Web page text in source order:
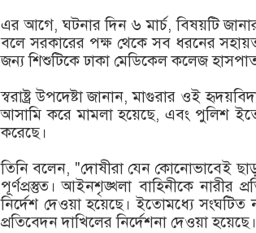
এর আগে, ঘটনার দিন ৬ মার্চ, বিষয়টি
বলে সরকারের পক্ষ থেকে সব ধরনের
জন্য শিশুটিকে ঢাকা মেডিকেল কলেজ
স্বরাষ্ট্র উপদেষ্টা জানান, মাগুরার ওই
আসামি করে মামলা হয়েছে, এবং পুলিশ
করেছে।
তিনি বলেন, "দোষীরা যেন কোনোভাবেই ছাড়
পূর্ণপ্রস্তুত। আইনশৃঙ্খলা বাহিনীকে নারীর
নির্দেশ দেওয়া হয়েছে। ইতোমধ্যে সংঘটিত
প্রতিবেদন দাখিলের নির্দেশনা দেওয়া